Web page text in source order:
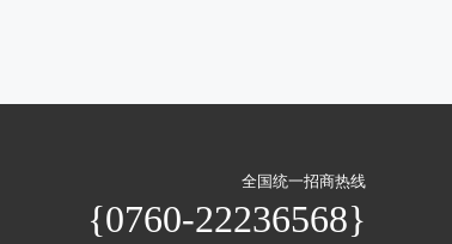
全国统一招商热线
{0760-22236568}